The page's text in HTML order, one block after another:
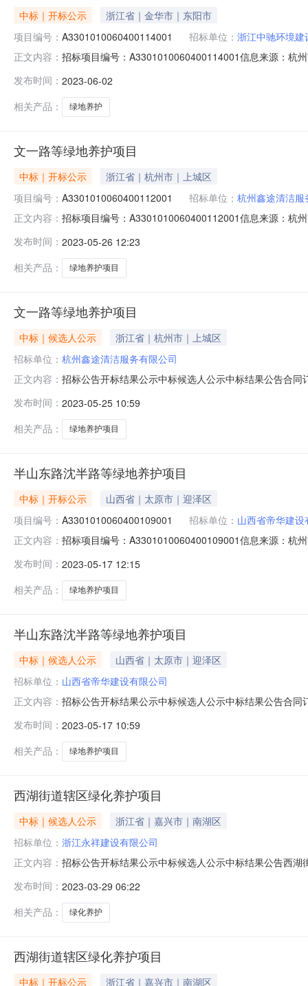
中标｜开标公示
浙江省｜金华市｜东阳市
项目编号： A3301010060400114001 招标单位： 浙江中驰环境建
正文内容： 招标项目编号：A3301010060400114001信息来源：杭
间：2023/06/02；投标人名称：杭州恒羚环境科技有限
发布时间： 2023-06-02
相关产品：
绿地养护
文一路等绿地养护项目
中标｜开标公示
浙江省｜杭州市｜上城区
项目编号： A3301010060400112001 招标单位： 杭州鑫途清洁服
正文内容： 招标项目编号：A3301010060400112001信息来源：杭
2023/05/25；投标人名称：江苏润沃建设工程有限公司
发布时间： 2023-05-26 12:23
相关产品：
绿地养护项目
文一路等绿地养护项目
中标｜候选人公示
浙江省｜杭州市｜上城区
招标单位： 杭州鑫途清洁服务有限公司
正文内容： 招标公告开标结果公示中标候选人公示中标结果公告合
代理机构:名称:浙江方圆工程咨询有限公司地址:文三西
发布时间： 2023-05-25 10:59
相关产品：
绿地养护项目
半山东路沈半路等绿地养护项目
中标｜开标公示
山西省｜太原市｜迎泽区
项目编号： A3301010060400109001 招标单位： 山西省帝华建设
正文内容： 招标项目编号：A3301010060400109001信息来源：杭
间：2023/05/16；投标人名称：仙居凯欣市政园林股份
发布时间： 2023-05-17 12:15
相关产品：
绿地养护项目
半山东路沈半路等绿地养护项目
中标｜候选人公示
山西省｜太原市｜迎泽区
招标单位： 山西省帝华建设有限公司
正文内容： 招标公告开标结果公示中标候选人公示中标结果公告合
号联系人:朱異安电话:18657107750代理机构:名称:杭州
发布时间： 2023-05-17 10:59
相关产品：
绿地养护项目
西湖街道辖区绿化养护项目
中标｜候选人公示
浙江省｜嘉兴市｜南湖区
招标单位： 浙江永祥建设有限公司
正文内容： 招标公告开标结果公示中标候选人公示中标结果公告西
话:13325817190代理机构:名称:杭州天恒投资建设管理
发布时间： 2023-03-29 06:22
相关产品：
绿化养护
西湖街道辖区绿化养护项目
中标｜开标公示
浙江省｜嘉兴市｜南湖区